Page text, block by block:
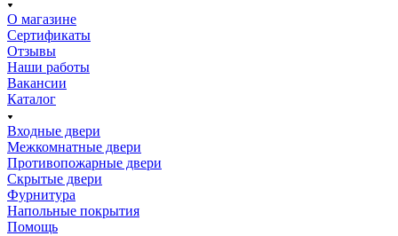
О магазине
Сертификаты
Отзывы
Наши работы
Вакансии
Каталог
Входные двери
Межкомнатные двери
Противопожарные двери
Скрытые двери
Фурнитура
Напольные покрытия
Помощь